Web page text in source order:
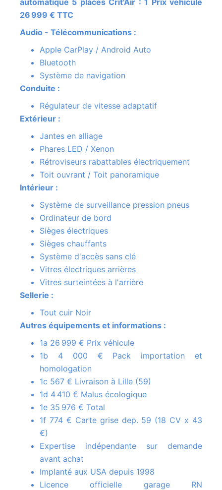
26 999 € TTC
Audio - Télécommunications :
Apple CarPlay / Android Auto
Bluetooth
Système de navigation
Conduite :
Régulateur de vitesse adaptatif
Extérieur :
Jantes en alliage
Phares LED / Xenon
Rétroviseurs rabattables électriquement
Toit ouvrant / Toit panoramique
Intérieur :
Système de surveillance pression pneus
Ordinateur de bord
Sièges électriques
Sièges chauffants
Système d'accès sans clé
Vitres électriques arrières
Vitres surteintées à l'arrière
Sellerie :
Tout cuir Noir
Autres équipements et informations :
1a 26 999 € Prix véhicule
1b 4 000 € Pack importation et
homologation
1c 567 € Livraison à Lille (59)
1d 4 410 € Malus écologique
1e 35 976 € Total
1f 774 € Carte grise dep. 59 (18 CV x 43
€)
Expertise indépendante sur demande
avant achat
Implanté aux USA depuis 1998
Licence officielle garage RN